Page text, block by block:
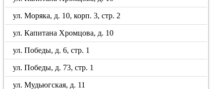
ул. Моряка, д. 10, корп. 3, стр. 2
ул. Капитана Хромцова, д. 10
ул. Победы, д. 6, стр. 1
ул. Победы, д. 73, стр. 1
ул. Мудьюгская, д. 11